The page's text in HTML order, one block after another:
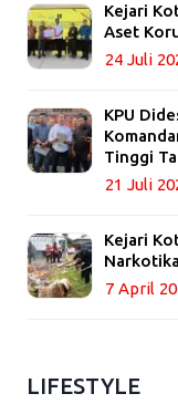
Kejari
Aset
24 Juli
KPU
Tinggi
21 Juli
Kejari
7 April
LIFESTYLE